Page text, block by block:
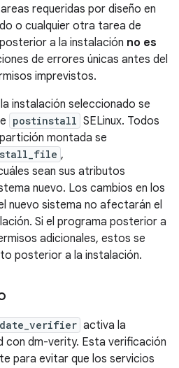
requeridas por diseño en
o cualquier otra tarea de
a la instalación no es
de errores únicas antes del
imprevistos.
instalación seleccionado se
postinstall SELinux. Todos
montada se
,
sean sus atributos
nuevo. Los cambios en los
nuevo sistema no afectarán el
Si el programa posterior a
adicionales, estos se
posterior a la instalación.
activa la
con dm-verity. Esta verificación
para evitar que los servicios